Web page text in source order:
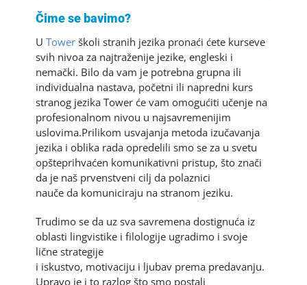
Čime se bavimo?
UTower školi stranih jezika pronaći ćete kurseve
svih nivoa za najtraženije jezike, engleski i
nemački. Bilo da vam je potrebna grupna ili
individualna nastava, početni ili napredni kurs
stranog jezika Tower će vam omogućiti učenje na
profesionalnom nivou u najsavremenijim
uslovima.Prilikom usvajanja metoda izučavanja
jezika i oblika rada opredelili smo se za u svetu
opšteprihvaćen komunikativni pristup, što znači
da je naš prvenstveni cilj da polaznici
nauče da komuniciraju na stranom jeziku.
Trudimo se da uz sva savremena dostignuća iz
oblasti lingvistike i filologije ugradimo i svoje
lične strategije
i iskustvo, motivaciju i ljubav prema predavanju.
Upravo je i to razlog što smo postali